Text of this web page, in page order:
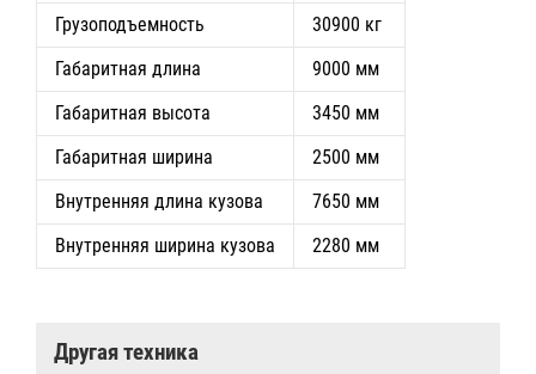
Грузоподъемность
30900 кг
Габаритная длина
9000 мм
Габаритная высота
3450 мм
Габаритная ширина
2500 мм
Внутренняя длина кузова
7650 мм
Внутренняя ширина кузова
2280 мм
Другая техника